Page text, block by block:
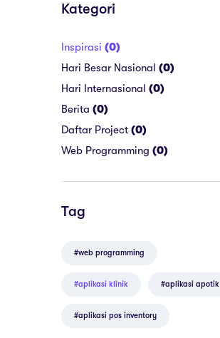
Kategori
Inspirasi (0)
Hari Besar Nasional (0)
Hari Internasional (0)
Berita (0)
Daftar Project (0)
Web Programming (0)
Tag
#web programming
#aplikasi klinik #aplikasi apotik
#aplikasi pos inventory